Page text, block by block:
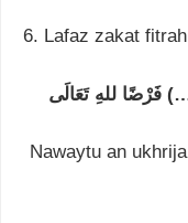
6. Lafaz zakat
ﻓَﺮْﺿًﺎ ﻟﻠﻪِ ﺗَﻌَﺎﻟَﻰ
Nawaytu an